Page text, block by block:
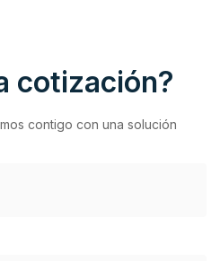
cotización?
contigo con una solución